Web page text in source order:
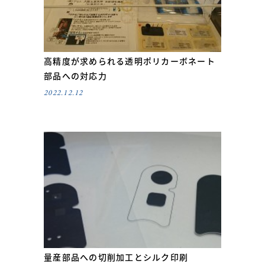
高精度が求められる透明ポリカーボネート
部品への対応力
2022.12.12
量産部品への切削加工とシルク印刷